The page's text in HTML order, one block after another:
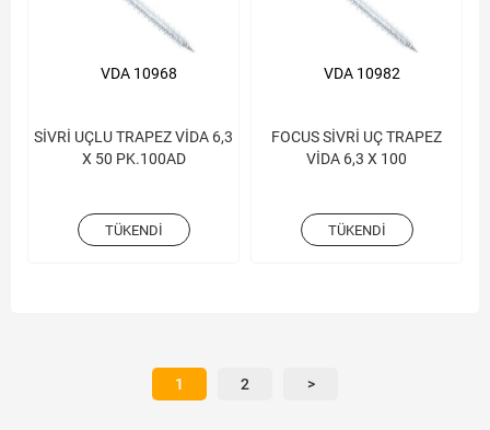
SİVRİ UÇLU TRAPEZ VİDA 6,3
X 50 PK.100AD
VDA 10968
TÜKENDI
FOCUS SİVRİ UÇ TRAPEZ
VİDA 6,3 X 100
VDA 10982
TÜKENDI
1 2 >